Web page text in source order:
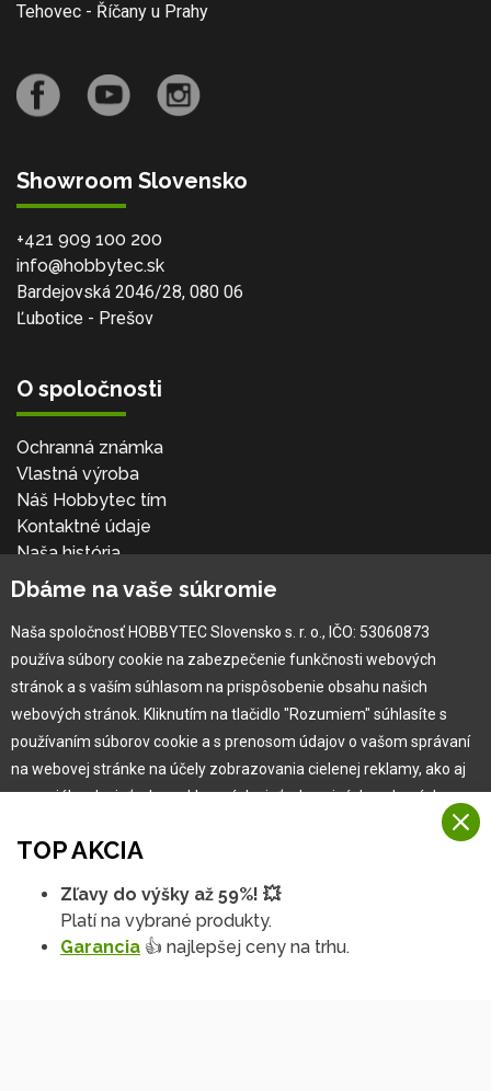
Tehovec - Říčany u Prahy
Showroom Slovensko
+421 909 100 200
info@hobbytec.sk
Bardejovská 2046/28, 080 06
Ľubotice - Prešov
O spoločnosti
Ochranná známka
Vlastná výroba
Náš Hobbytec tím
Kontaktné údaje
Naša história
Kariéra
Pre zákazníka
Garancia najlepšej ceny
Užívateľský manuál
Obchodné podmienky
Zákazník & partner
Novinky
TOP AKCIA
Zľavy do výšky až 59%! 💥
Platí na vybrané produkty.
Garancia 👍 najlepšej ceny na trhu.
Dbáme na vaše súkromie
Naša spoločnosť HOBBYTEC Slovensko s. r. o., IČO: 53060873
používa súbory cookie na zabezpečenie funkčnosti webových
stránok a s vaším súhlasom na prispôsobenie obsahu našich
webových stránok. Kliknutím na tlačidlo "Rozumiem" súhlasíte s
používaním súborov cookie a s prenosom údajov o vašom správaní
na webovej stránke na účely zobrazovania cielenej reklamy, ako aj
na sociálnych sieťach a reklamných sieťach na iných webových
Viac informácií
Na našich webových stránkach používame niekoľko kategórií
Rozumiem